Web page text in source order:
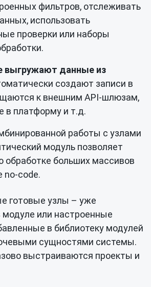
фильтров, отслеживать
использовать
проверки или наборы
выгружают данные из
создают записи в
к внешним API-шлюзам,
в платформу и т.д.
работы с узлами
модуль позволяет
обработке больших массивов
no-code.
готовые узлы – уже
или настроенные
в библиотеку модулей
сущностями системы.
выстраиваются проекты и